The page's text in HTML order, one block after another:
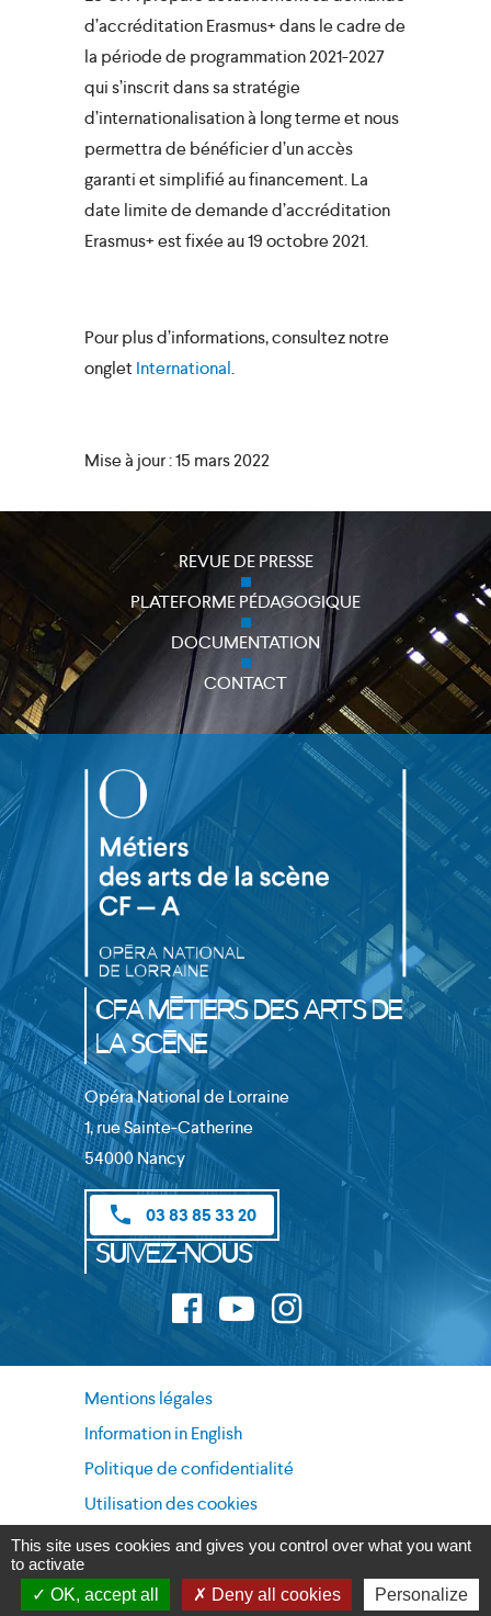
d’accréditation Erasmus+ dans le cadre de
la période de programmation 2021-2027
qui s’inscrit dans sa stratégie
d’internationalisation à long terme et nous
permettra de bénéficier d’un accès
garanti et simplifié au financement. La
date limite de demande d’accréditation
Erasmus+ est fixée au 19 octobre 2021.
Pour plus d’informations, consultez notre
onglet International.
Mise à jour : 15 mars 2022
REVUE DE PRESSE
PLATEFORME PÉDAGOGIQUE
DOCUMENTATION
CONTACT
CFA Métiers des Arts de
la Scène
Opéra National de Lorraine
1, rue Sainte-Catherine
54000 Nancy
phone 03 83 85 33 20
Suivez-nous
Mentions légales
Information in English
Politique de confidentialité
Utilisation des cookies
Données personnelles
This site uses cookies and gives you control over what you want
to activate
OK, accept all
Deny all cookies Personalize